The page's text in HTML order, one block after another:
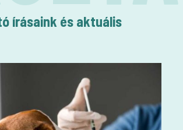
írásaink és aktuális